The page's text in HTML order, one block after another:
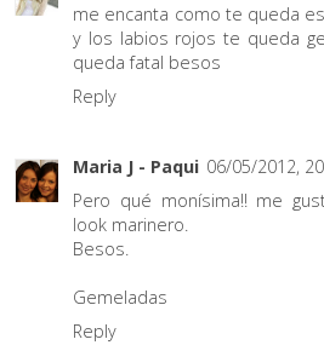
me encanta como te queda
y los labios rojos te queda
queda fatal besos
Reply
Maria J - Paqui 06/05/2012,
Pero qué monísima!! me
look marinero.
Besos.
Gemeladas
Reply